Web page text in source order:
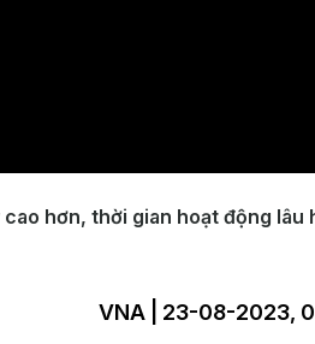
hơn, thời gian hoạt động lâu
VNA | 23-08-2023,